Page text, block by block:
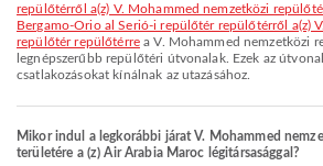
repülőtérről a(z) V. Mohammed nemzetközi
Bergamo-Orio al Serió-i repülőtér repülőtérről a(z)
repülőtér repülőtérrea V. Mohammed nemzetközi
legnépszerűbb repülőtéri útvonalak. Ezek az
csatlakozásokat kínálnak az utazásához.
Mikor indul a legkorábbi járat V. Mohammed
területére a (z) Air Arabia Maroc légitársasággal?